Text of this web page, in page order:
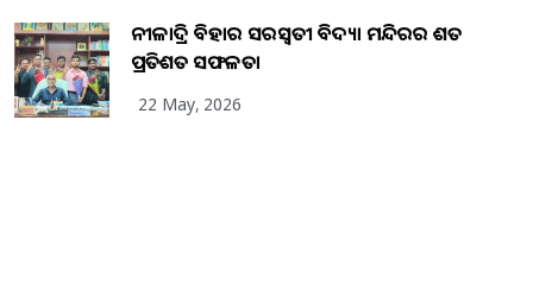
ନୀଳାଦ୍ରି ବିହାର ସରସ୍ୱତୀ ବିଦ୍ୟା ମନ୍ଦିରର ଶତ
ପ୍ରତିଶତ ସଫଳତା
22 May, 2026